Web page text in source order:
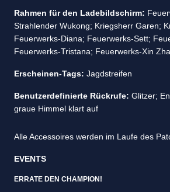
Rahmen für den Ladebildschirm:
Strahlender Wukong; Kriegsherr Garen;
Feuerwerks-Diana; Feuerwerks-Sett;
Feuerwerks-Tristana; Feuerwerks-Xin
Erscheinen-Tags: Jagdstreifen
Benutzerdefinierte Rückrufe: Glitzer;
graue Himmel klart auf
Alle Accessoires werden im Laufe des
EVENTS
ERRATE DEN CHAMPION!